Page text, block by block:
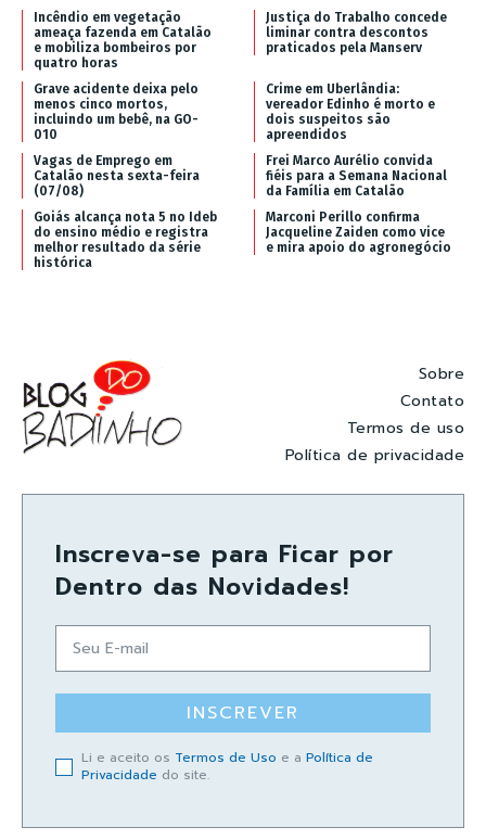
Incêndio em vegetação
ameaça fazenda em Catalão
e mobiliza bombeiros por
quatro horas
Justiça do Trabalho concede
liminar contra descontos
praticados pela Manserv
Grave acidente deixa pelo
menos cinco mortos,
incluindo um bebê, na GO-
010
Crime em Uberlândia:
vereador Edinho é morto e
dois suspeitos são
apreendidos
Vagas de Emprego em
Catalão nesta sexta-feira
(07/08)
Frei Marco Aurélio convida
fiéis para a Semana Nacional
da Família em Catalão
Goiás alcança nota 5 no Ideb
do ensino médio e registra
melhor resultado da série
histórica
Marconi Perillo confirma
Jacqueline Zaiden como vice
e mira apoio do agronegócio
Sobre
Contato
Termos de uso
Política de privacidade
Inscreva-se para Ficar por
Dentro das Novidades!
INSCREVER
Li e aceito os Termos de Uso e a Política de
Privacidade do site.